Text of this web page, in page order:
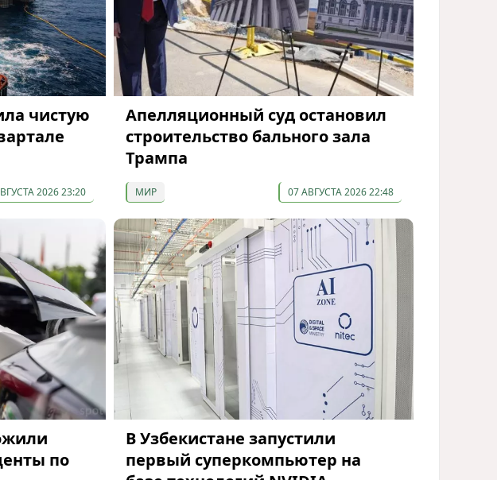
чистую
2026 23:20
Апелляционный суд остановил
строительство бального зала
Трампа
МИР 07 АВГУСТА 2026 22:48
по
В Узбекистане запустили
первый суперкомпьютер на